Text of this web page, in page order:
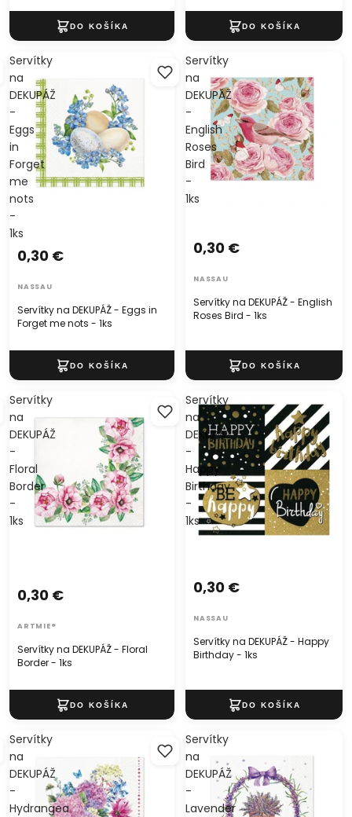
Servítky
na
DEKUPÁŽ
-
Eggs
in
Forget
me
nots
-
1ks
Servítky na DEKUPÁŽ - Eggs in
Forget me nots - 1ks
0,30 €
NASSAU
Servítky
na
DEKUPÁŽ
-
English
Roses
Bird
-
1ks
Servítky na DEKUPÁŽ - English
Roses Bird - 1ks
0,30 €
NASSAU
Servítky
na
DEKUPÁŽ
-
Floral
Border
-
1ks
Servítky na DEKUPÁŽ - Floral
Border - 1ks
0,30 €
ARTMIE®
Servítky
na
DEKUPÁŽ
-
Happy
Birthday
-
1ks
Servítky na DEKUPÁŽ - Happy
Birthday - 1ks
0,30 €
NASSAU
Servítky
na
DEKUPÁŽ
-
Hydrangea
Servítky
na
DEKUPÁŽ
-
Lavender